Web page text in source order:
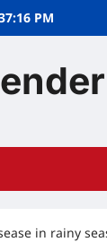
PM
in rainy